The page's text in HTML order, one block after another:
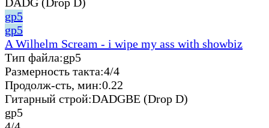
gp5
gp5
A Wilhelm Scream - i wipe my ass with showbiz
Тип файла:gp5
Размерность такта:4/4
Продолж-сть, мин:0.22
Гитарный строй:DADGBE (Drop D)
gp5